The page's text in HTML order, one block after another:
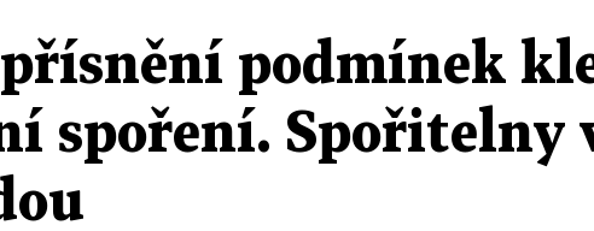
podmínek
spoření. Spořitelny